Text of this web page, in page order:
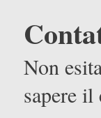
Non
sapere